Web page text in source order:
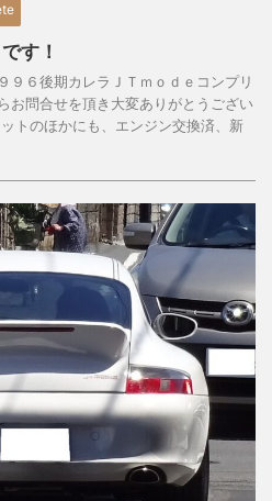
す！
９６後期カレラＪＴｍｏｄｅコンプリ
お問合せを頂き大変ありがとうござい
トのほかにも、エンジン交換済、新